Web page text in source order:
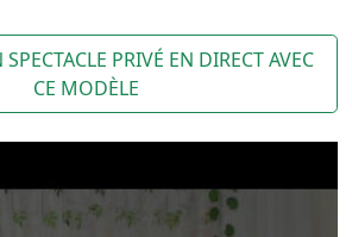
PRIVÉ EN DIRECT AVEC
CE MODÈLE